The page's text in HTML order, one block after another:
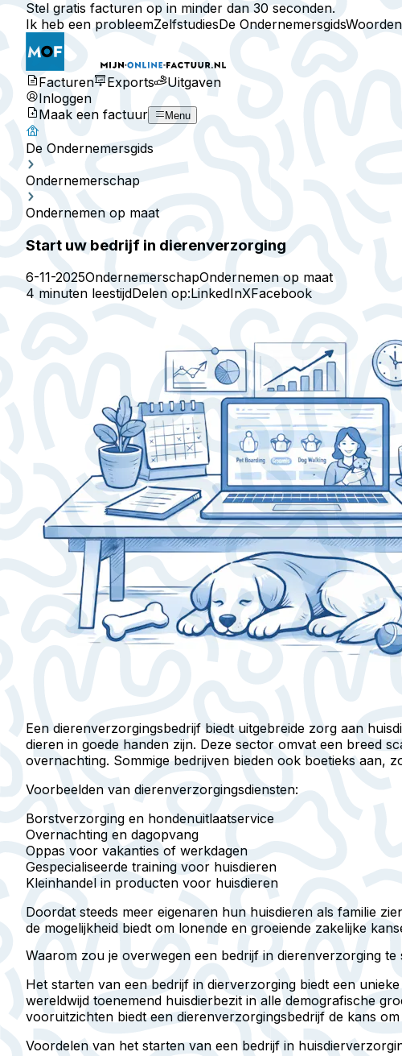
Stel gratis facturen op in minder dan 30 seconden.
Ik heb een probleemZelfstudiesDe Ondernemersgids
Facturen Exports
Uitgaven
Inloggen
Maak een factuur
Menu
De Ondernemersgids
Ondernemerschap
Ondernemen op maat
Start uw bedrijf in dierenverzorging
6-11-2025OndernemerschapOndernemen op maat
4 minuten leestijdDelen op:LinkedInXFacebook
Een dierenverzorgingsbedrijf biedt uitgebreide zorg aan
dieren in goede handen zijn. Deze sector omvat een breed
overnachting. Sommige bedrijven bieden ook boetieks aan,
Voorbeelden van dierenverzorgingsdiensten:
Borstverzorging en hondenuitlaatservice
Overnachting en dagopvang
Oppas voor vakanties of werkdagen
Gespecialiseerde training voor huisdieren
Kleinhandel in producten voor huisdieren
Doordat steeds meer eigenaren hun huisdieren als familie
de mogelijkheid biedt om lonende en groeiende zakelijke
Waarom zou je overwegen een bedrijf in dierenverzorging te
Het starten van een bedrijf in dierverzorging biedt een
wereldwijd toenemend huisdierbezit in alle demografische
vooruitzichten biedt een dierenverzorgingsbedrijf de kans
Voordelen van het starten van een bedrijf in